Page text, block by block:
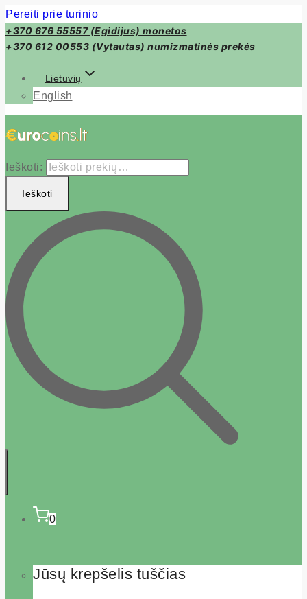
Pereiti prie turinio
+370 676 55557 (Egidijus) monetos
+370 612 00553 (Vytautas) numizmatinės prekės
Lietuvių
English
Ieškoti:
Ieškoti
0
Jūsų krepšelis tuščias